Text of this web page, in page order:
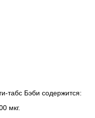
табс Бэби содержится:
мкг.